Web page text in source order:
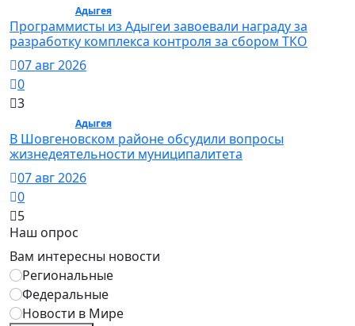
Адыгея/ Общество
Программисты из Адыгеи завоевали награду за
разработку комплекса контроля за сбором ТКО
07 авг 2026
0
3
Адыгея/ Общество
В Шовгеновском районе обсудили вопросы
жизнедеятельности муниципалитета
07 авг 2026
0
5
Наш опрос
Вам интересны новости
Региональные
Федеральные
Новости в Мире